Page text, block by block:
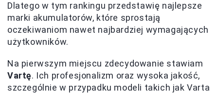
Dlatego w tym rankingu przedstawię najlepsze
marki akumulatorów, które sprostają
oczekiwaniom nawet najbardziej wymagających
użytkowników.
Na pierwszym miejscu zdecydowanie stawiam
Vartę. Ich profesjonalizm oraz wysoka jakość,
szczególnie w przypadku modeli takich jak Varta